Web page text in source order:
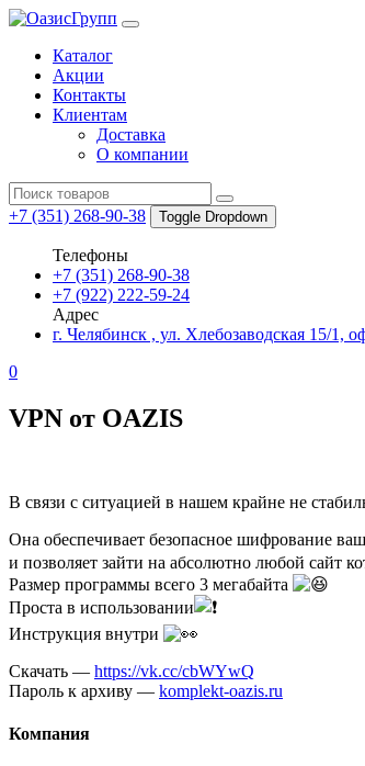
Каталог
Акции
Контакты
Клиентам
Доставка
О компании
Search
for:
+7 (351) 268-90-38 Toggle Dropdown
Телефоны
+7 (351) 268-90-38
+7 (922) 222-59-24
Адрес
г. Челябинск , ул. Хлебозаводская 15/1,
0
VPN от OAZIS
В связи с ситуацией в нашем крайне не
Она обеспечивает безопасное шифрование
и позволяет зайти на абсолютно любой сайт
Размер программы всего 3 мегабайта
Проста в использовании
Инструкция внутри
Скачать — https://vk.cc/cbWYwQ
Пароль к архиву — komplekt-oazis.ru
Компания